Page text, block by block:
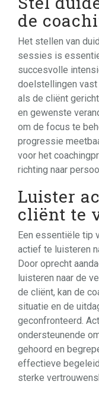
de
Het stellen van
sessies is
succesvolle
doelstellingen vast
als de cliënt
en gewenste
om de focus te
progressie
voor het
richting naar
Luister
cliënt te
Een essentiële tip
actief te luisteren
Door oprecht
luisteren naar de
de cliënt, kan de
situatie en de
geconfronteerd.
ondersteunende
gehoord en
effectieve
sterke